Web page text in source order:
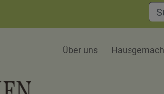
Über uns